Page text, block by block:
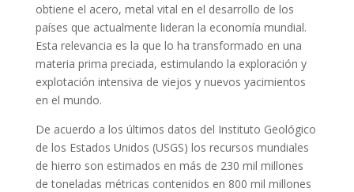
obtiene el acero, metal vital en el desarrollo de los
países que actualmente lideran la economía mundial.
Esta relevancia es la que lo ha transformado en una
materia prima preciada, estimulando la exploración y
explotación intensiva de viejos y nuevos yacimientos
en el mundo.
De acuerdo a los últimos datos del Instituto Geológico
de los Estados Unidos (USGS) los recursos mundiales
de hierro son estimados en más de 230 mil millones
de toneladas métricas contenidos en 800 mil millones